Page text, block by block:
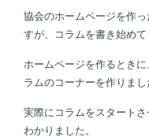
協会のホームページを作
すが、コラムを書き始めて
ホームページを作るとき
ラムのコーナーを作りまし
実際にコラムをスタート
わかりました。